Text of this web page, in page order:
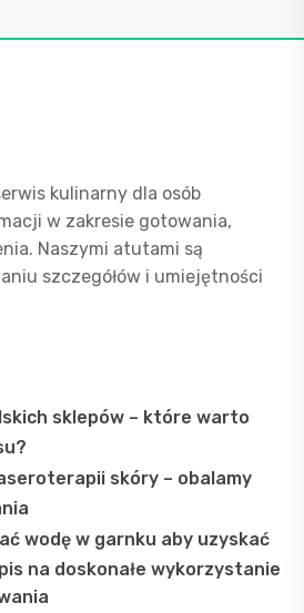
kulinarny dla osób
w zakresie gotowania,
Naszymi atutami są
szczegółów i umiejętności
sklepów – które warto
skóry – obalamy
wodę w garnku aby uzyskać
na doskonałe wykorzystanie